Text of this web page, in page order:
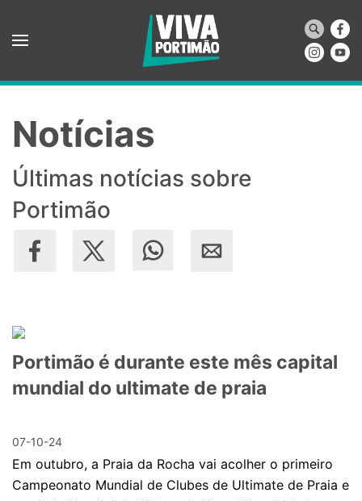
Saltar para o conteúdo principal
Notícias
Últimas notícias sobre
Portimão
Portimão é durante este mês capital
mundial do ultimate de praia
07-10-24
Em outubro, a Praia da Rocha vai acolher o primeiro
Campeonato Mundial de Clubes de Ultimate de Praia e